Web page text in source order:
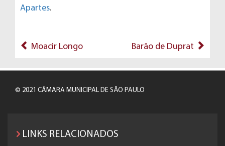
Apartes.
Moacir Longo Barão de Duprat
© 2021 CÂMARA MUNICIPAL DE SÃO PAULO
LINKS RELACIONADOS